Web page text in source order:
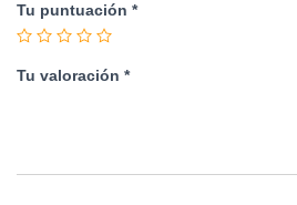
Tu puntuación *
Tu valoración *